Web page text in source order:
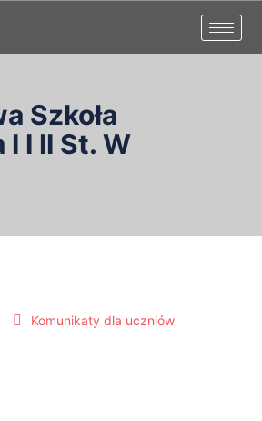
narzędzi
Szkoła
I II St. W
Komunikaty dla uczniów